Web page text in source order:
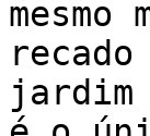
jardim